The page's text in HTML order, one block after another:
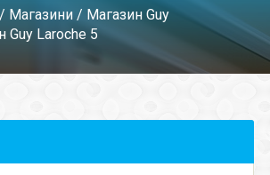
Магазини/ Магазин Guy
Guy Laroche 5